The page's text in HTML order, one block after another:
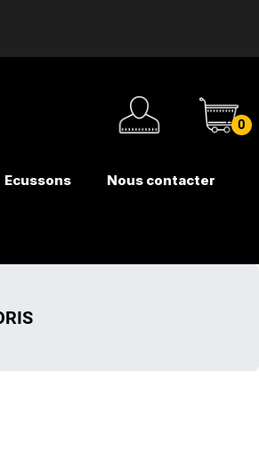
0
Ecussons Nous contacter